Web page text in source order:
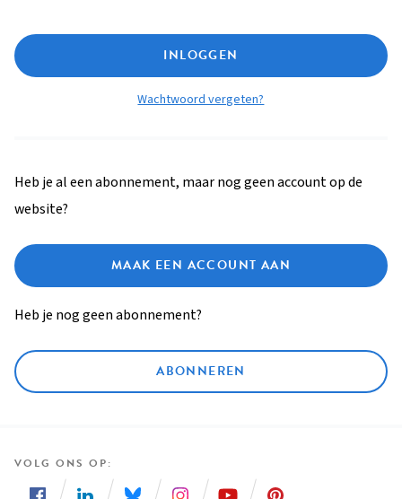
INLOGGEN
Wachtwoord vergeten?
Heb je al een abonnement, maar nog geen account op de
website?
MAAK EEN ACCOUNT AAN
Heb je nog geen abonnement?
ABONNEREN
VOLG ONS OP